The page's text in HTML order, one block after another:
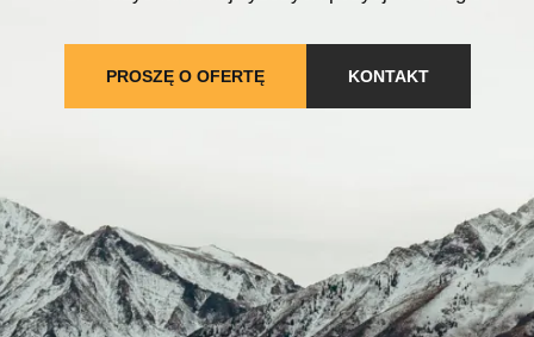
PROSZĘ O OFERTĘ KONTAKT